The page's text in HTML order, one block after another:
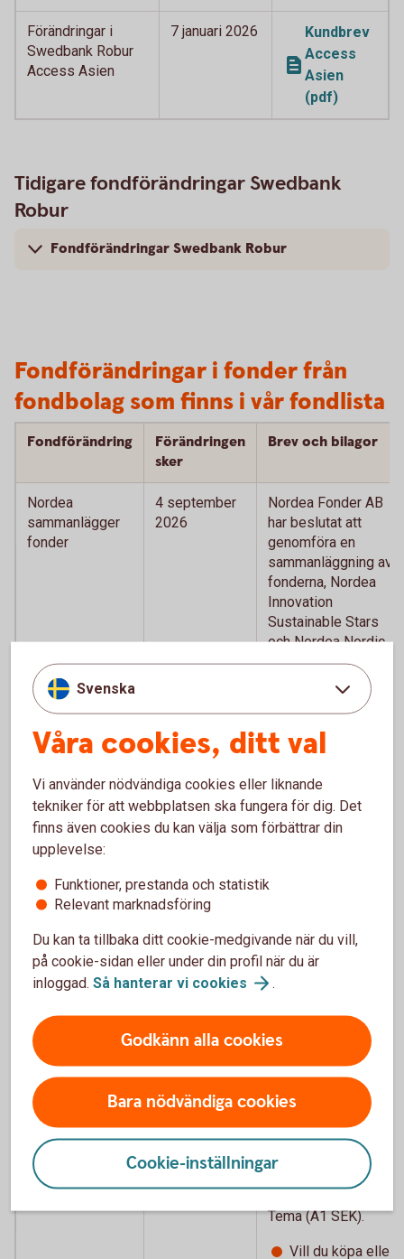
Förändringar i
Swedbank Robur
Access Asien
7 januari 2026
Kundbrev
Access
Asien
(pdf)
Tidigare fondförändringar Swedbank
Robur
Fondförändringar Swedbank Robur
Fondförändringar i fonder från
fondbolag som finns i vår fondlista
Fondförändring
Förändringen
sker
Brev och bilagor
Nordea
sammanlägger
fonder
4 september
2026
Nordea Fonder AB
har beslutat att
genomföra en
sammanläggning av
fonderna, Nordea
Innovation
Sustainable Stars
och Nordea Nordic
Fund med ISIN
Sammanslagningen
september 2026.
kundbrev (pdf)
Nordea
kundbrev Sv
Nordea
rättelse (pdf)
sammanlägger
fonder
Fonder AB har
beslutat att
genomföra en
sammanläggning
Handelsbanken
Latinamerika Impact
Tema (A1 SEK)
och Handelsbanken
Tillväxtmarknad
Tema (A1 SEK).
Vill du köpa eller
Svenska
Våra cookies, ditt val
Vi använder nödvändiga cookies eller liknande
tekniker för att webbplatsen ska fungera för dig. Det
finns även cookies du kan välja som förbättrar din
upplevelse:
Funktioner, prestanda och statistik
Relevant marknadsföring
Du kan ta tillbaka ditt cookie-medgivande när du vill,
på cookie-sidan eller under din profil när du är
inloggad. Så hanterar vi cookies .
Godkänn alla cookies
Bara nödvändiga cookies
Cookie-inställningar